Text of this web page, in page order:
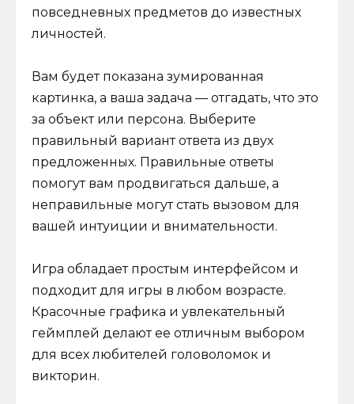
повседневных предметов до известных
личностей.
Вам будет показана зумированная
картинка, а ваша задача — отгадать, что это
за объект или персона. Выберите
правильный вариант ответа из двух
предложенных. Правильные ответы
помогут вам продвигаться дальше, а
неправильные могут стать вызовом для
вашей интуиции и внимательности.
Игра обладает простым интерфейсом и
подходит для игры в любом возрасте.
Красочные графика и увлекательный
геймплей делают ее отличным выбором
для всех любителей головоломок и
викторин.